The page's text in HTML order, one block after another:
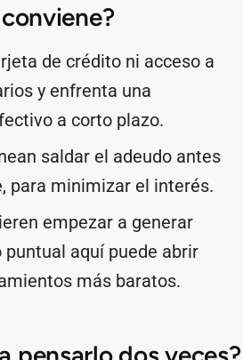
de crédito ni acceso a
y enfrenta una
a corto plazo.
saldar el adeudo antes
para minimizar el interés.
empezar a generar
aquí puede abrir
más baratos.